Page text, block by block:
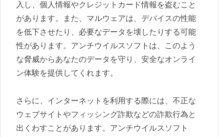
入し、個人情報やクレジットカード情報を盗むこと
があります。また、マルウェアは、デバイスの性能
を低下させたり、必要なデータを壊したりする可能
性があります。アンチウイルスソフトは、このよう
な脅威からあなたのデータを守り、安全なオンライ
ン体験を提供してくれます。
さらに、インターネットを利用する際には、不正な
ウェブサイトやフィッシング詐欺などの詐欺行為と
出くわすことがあります。アンチウイルスソフト